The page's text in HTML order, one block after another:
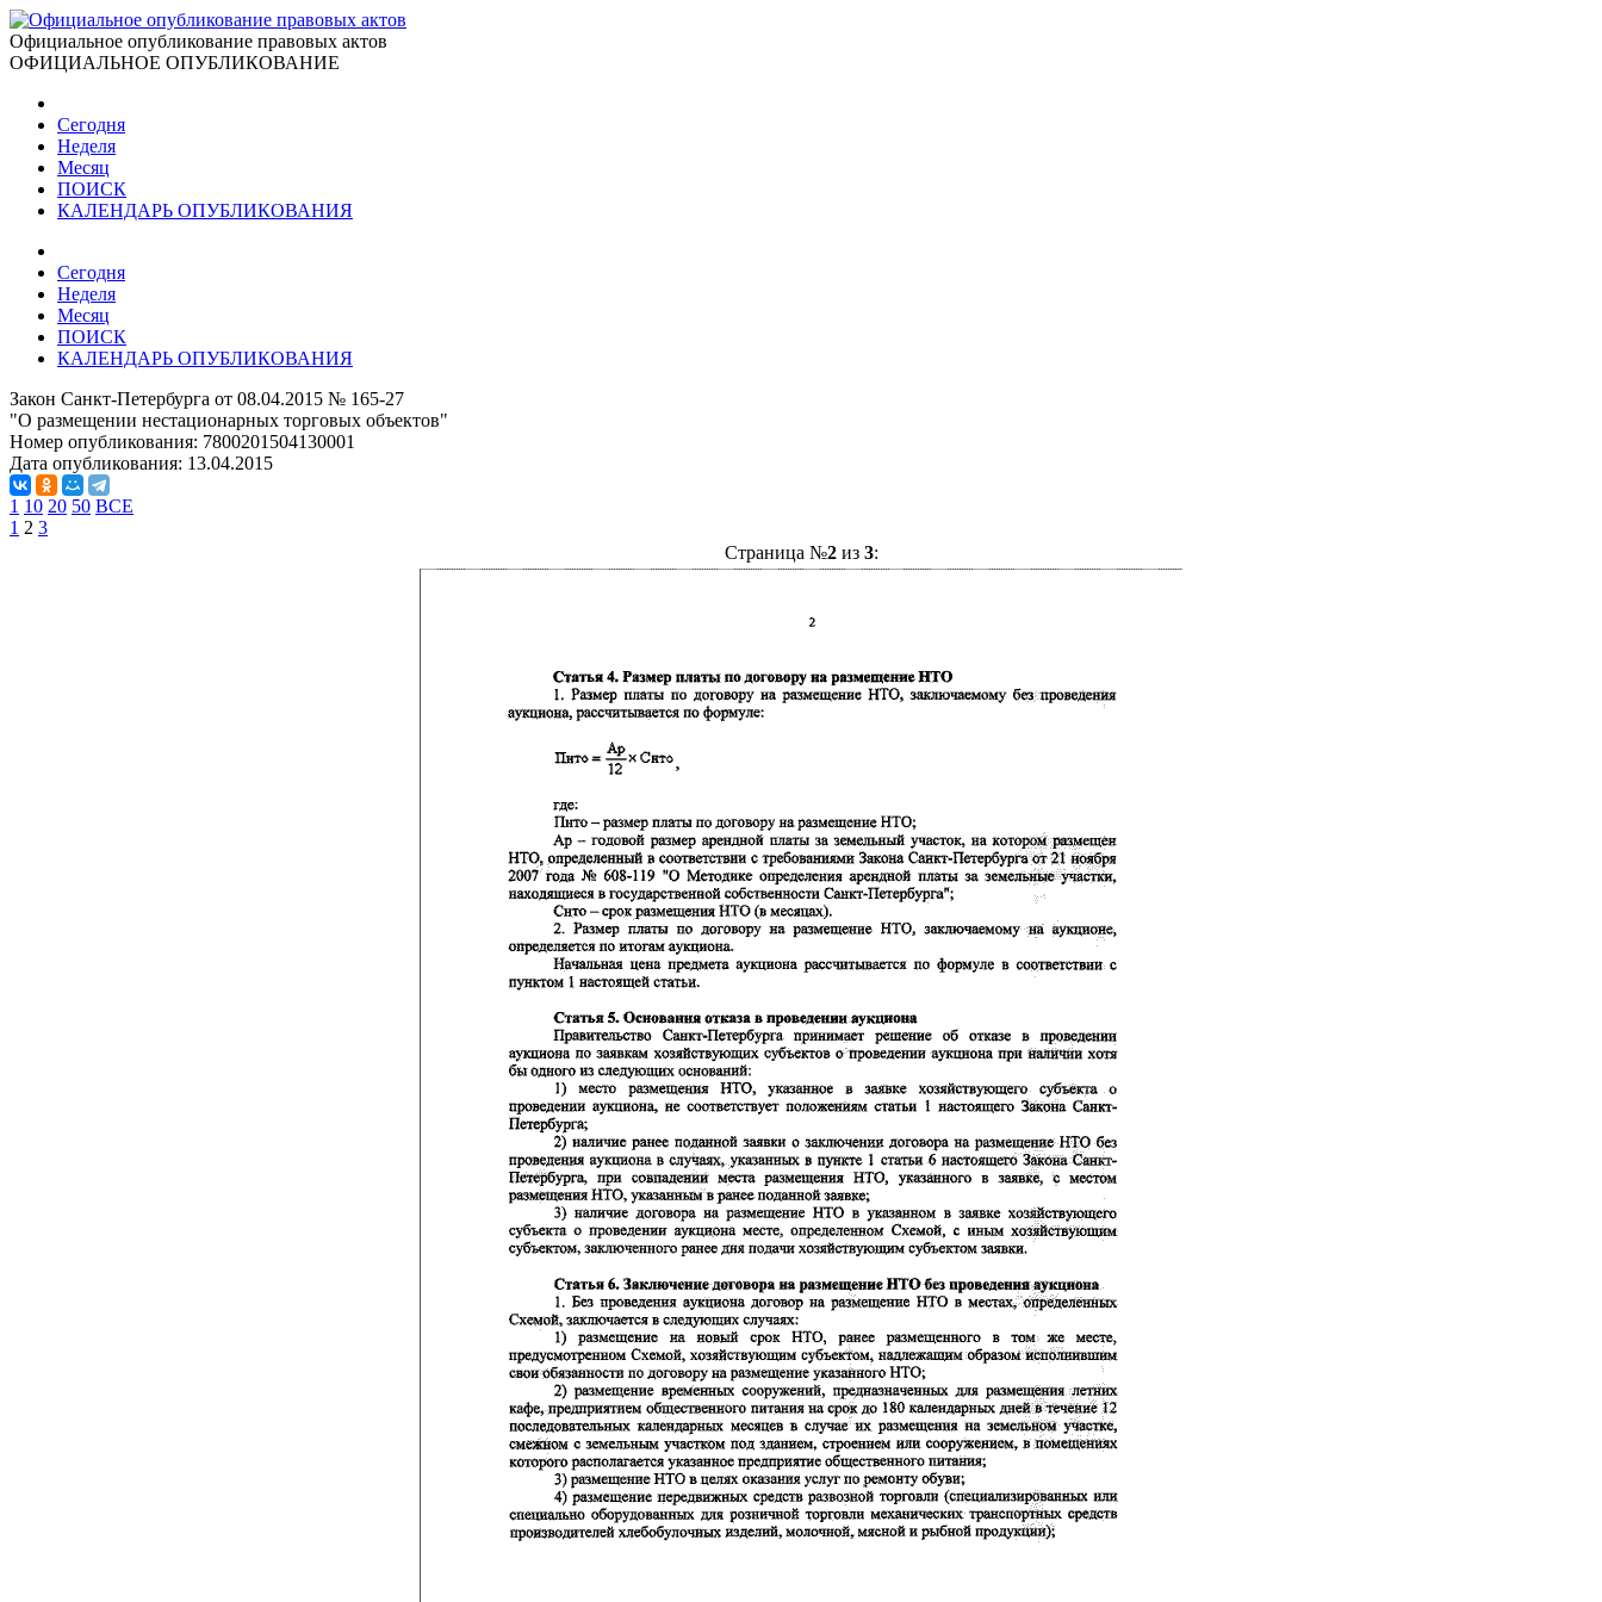
Официальное опубликование правовых актов
ОФИЦИАЛЬНОЕ ОПУБЛИКОВАНИЕ
Сегодня
Неделя
Месяц
ПОИСК
КАЛЕНДАРЬ ОПУБЛИКОВАНИЯ
Сегодня
Неделя
Месяц
ПОИСК
КАЛЕНДАРЬ ОПУБЛИКОВАНИЯ
Закон Санкт-Петербурга от 08.04.2015 № 165-27
"О размещении нестационарных торговых объектов"
Номер опубликования: 7800201504130001
Дата опубликования: 13.04.2015
1 10 20 50 ВСЕ
1 2 3
Страница №2из 3: